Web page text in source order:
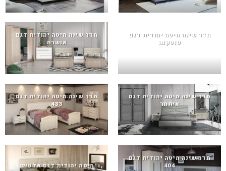
חדר שינה מיטה יהודית דגם
טוסקנה
חדר שינה מיטה יהודית דגם
אושרת
חדר שינה מיטה יהודית דגם
איתמר
חדר שינה מיטה יהודית דגם
433
חדר שינה מיטה יהודית דגם
404
מיטה יהודית דגם אלפיים